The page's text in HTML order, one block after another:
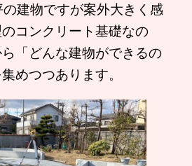
建物ですが案外大きく感
コンクリート基礎なの
「どんな建物ができるの
めつつあります。